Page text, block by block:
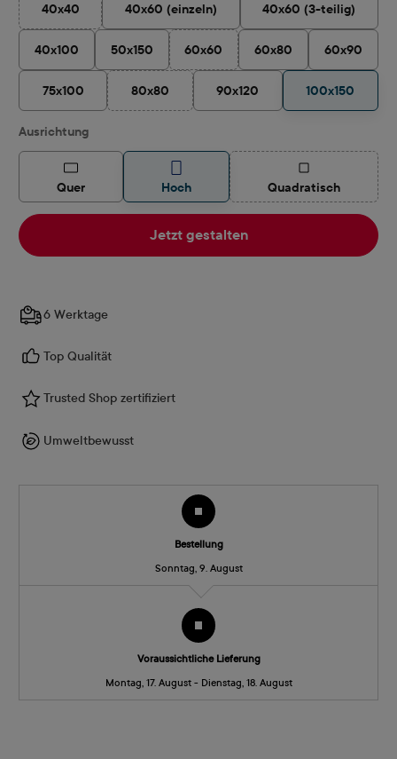
40x40
(Diese Option ist zurzeit nicht verfügbar.)
40x60 (einzeln) 40x60 (3-teilig)
40x100 50x150 60x60
(Diese Option ist zurzeit nicht
60x80 60x90
75x100 80x80
(Diese Option ist zurzeit nicht verfügbar.)
90x120 100x150
Ausrichtungauswählen
Quer Hoch Quadratisch(Diese Option ist
Jetzt gestalten
6 Werktage
Top Qualität
Trusted Shop zertifiziert
Umweltbewusst
Bestellung
Sonntag, 9. August
Voraussichtliche Lieferung
Montag, 17. August - Dienstag, 18. August